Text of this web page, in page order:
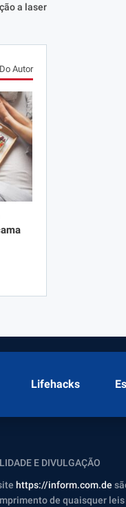
a laser
Autor
Lifehacks
E DIVULGAÇÃO
https://inform.com.de
de quaisquer